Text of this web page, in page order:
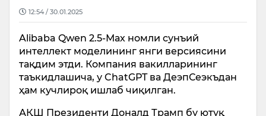
12:54 / 30.01.2025
Alibaba Qwen 2.5-Мах номли сунъий
интеллект моделининг янги версиясини
тақдим этди. Компания вакилларининг
таъкидлашича, у ChatGPT ва ДеэпСеэкъдан
ҳам кучлироқ ишлаб чиқилган.
АҚШ Президенти Доналд Трамп бу ютуқ